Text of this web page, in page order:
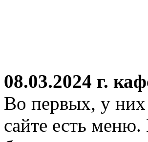
08.03.2024 г.
Во первых, у них
сайте есть меню.